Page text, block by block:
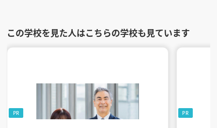
この学校を見た人はこちらの学校も見ています
PR PR